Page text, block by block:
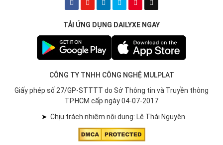
TẢI ỨNG DỤNG DAILYXE NGAY
CÔNG TY TNHH CÔNG NGHỆ MULPLAT
Giấy phép số 27/GP-STTTT do Sở Thông tin và Truyền thông
TP.HCM cấp ngày 04-07-2017
➤ Chịu trách nhiệm nội dung: Lê Thái Nguyên